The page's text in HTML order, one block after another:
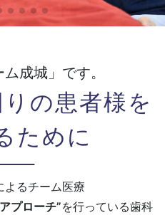
成城」です。
の患者様を
ために
よるチーム医療
プローチ”を行っている歯科